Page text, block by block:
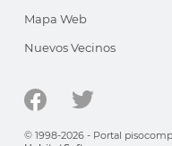
Mapa Web
Nuevos Vecinos
© 1998-2026 - Portal